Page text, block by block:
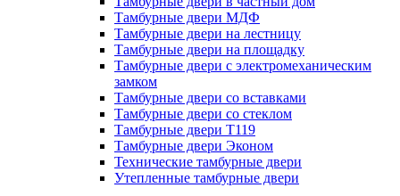
Тамбурные двери МДФ
Тамбурные двери на лестницу
Тамбурные двери на площадку
Тамбурные двери с электромеханическим
замком
Тамбурные двери со вставками
Тамбурные двери со стеклом
Тамбурные двери Т119
Тамбурные двери Эконом
Технические тамбурные двери
Утепленные тамбурные двери